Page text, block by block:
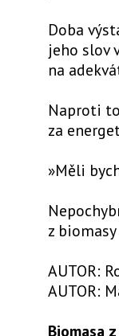
Doba
jeho slov
na
Naproti
za
»Měli
z
AUTOR:
AUTOR:
Biomasa